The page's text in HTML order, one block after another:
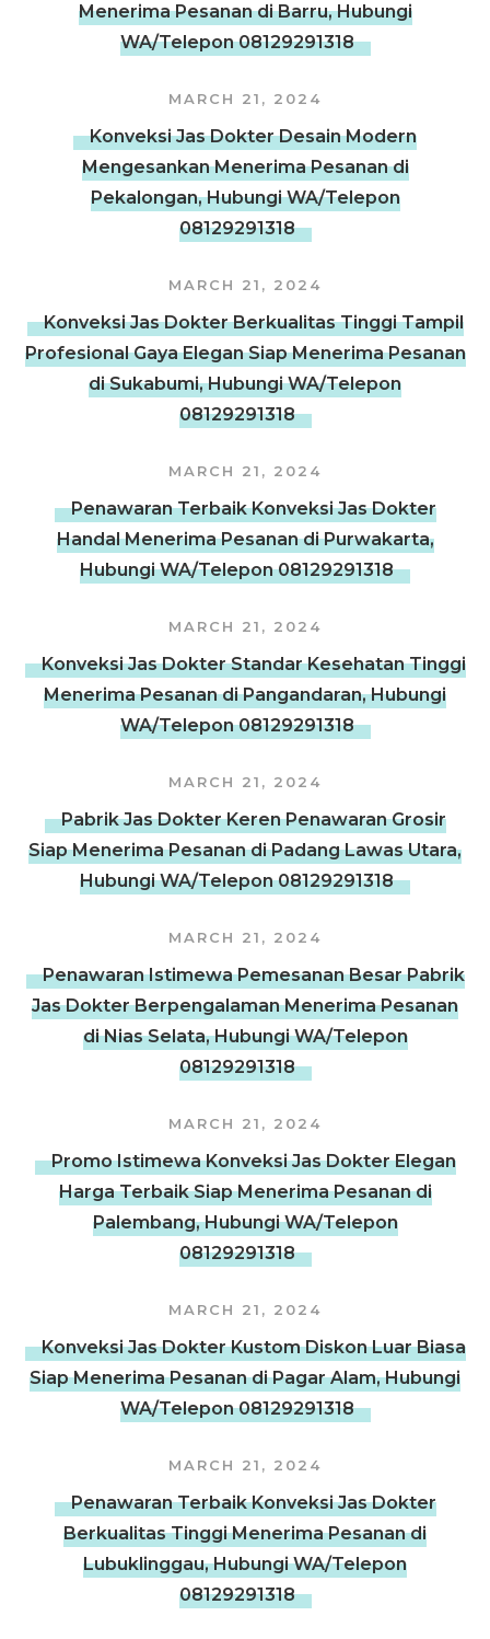
Menerima Pesanan di Barru, Hubungi
WA/Telepon 08129291318
MARCH 21, 2024
Konveksi Jas Dokter Desain Modern
Mengesankan Menerima Pesanan di
Pekalongan, Hubungi WA/Telepon
08129291318
MARCH 21, 2024
Konveksi Jas Dokter Berkualitas Tinggi Tampil
Profesional Gaya Elegan Siap Menerima Pesanan
di Sukabumi, Hubungi WA/Telepon
08129291318
MARCH 21, 2024
Penawaran Terbaik Konveksi Jas Dokter
Handal Menerima Pesanan di Purwakarta,
Hubungi WA/Telepon 08129291318
MARCH 21, 2024
Konveksi Jas Dokter Standar Kesehatan Tinggi
Menerima Pesanan di Pangandaran, Hubungi
WA/Telepon 08129291318
MARCH 21, 2024
Pabrik Jas Dokter Keren Penawaran Grosir
Siap Menerima Pesanan di Padang Lawas Utara,
Hubungi WA/Telepon 08129291318
MARCH 21, 2024
Penawaran Istimewa Pemesanan Besar Pabrik
Jas Dokter Berpengalaman Menerima Pesanan
di Nias Selata, Hubungi WA/Telepon
08129291318
MARCH 21, 2024
Promo Istimewa Konveksi Jas Dokter Elegan
Harga Terbaik Siap Menerima Pesanan di
Palembang, Hubungi WA/Telepon
08129291318
MARCH 21, 2024
Konveksi Jas Dokter Kustom Diskon Luar Biasa
Siap Menerima Pesanan di Pagar Alam, Hubungi
WA/Telepon 08129291318
MARCH 21, 2024
Penawaran Terbaik Konveksi Jas Dokter
Berkualitas Tinggi Menerima Pesanan di
Lubuklinggau, Hubungi WA/Telepon
08129291318